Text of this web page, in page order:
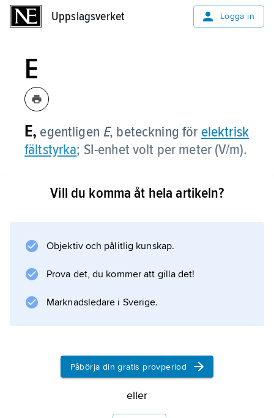
Uppslagsverket Logga in
E
E, egentligen E, beteckning för elektrisk
fältstyrka; SI-enhet volt per meter (V/m).
Vill du komma åt hela artikeln?
Objektiv och pålitlig kunskap.
Prova det, du kommer att gilla det!
Marknadsledare i Sverige.
Påbörja din gratis provperiod
eller